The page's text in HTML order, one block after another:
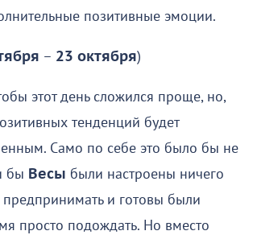
позитивные эмоции.
– 23 октября)
этот день сложился проще, но,
тенденций будет
Само по себе это было бы не
бы Весы были настроены ничего
и готовы были
просто подождать. Но вместо